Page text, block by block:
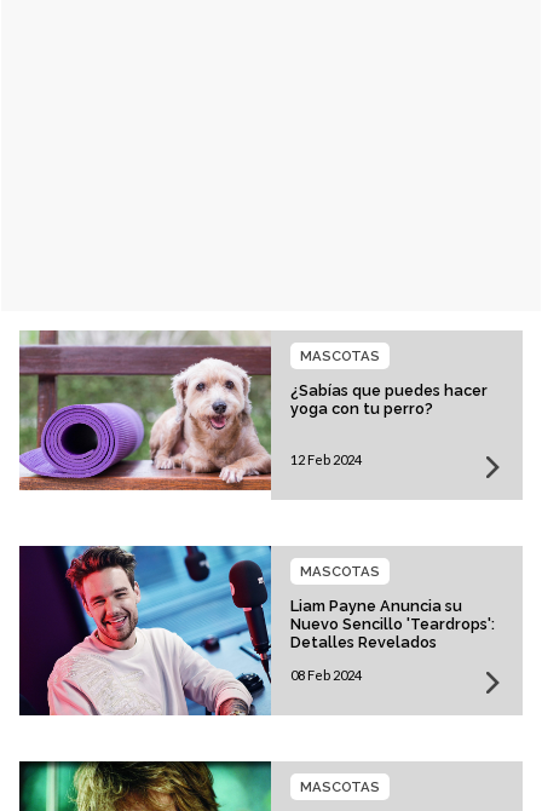
¿Sabías que puedes hacer
yoga con tu perro?
MASCOTAS
12 Feb 2024
Liam Payne Anuncia su
Nuevo Sencillo 'Teardrops':
Detalles Revelados
MASCOTAS
08 Feb 2024
MASCOTAS